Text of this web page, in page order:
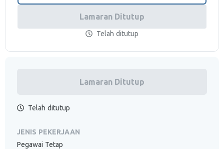
Lamaran Ditutup
Telah ditutup
Lamaran Ditutup
Telah ditutup
JENIS PEKERJAAN
Pegawai Tetap